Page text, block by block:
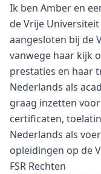
Ik ben Amber en
de Vrije
aangesloten bij de
vanwege haar kijk
prestaties en haar
Nederlands als
graag inzetten
certificaten,
Nederlands als
opleidingen op de
FSR Rechten